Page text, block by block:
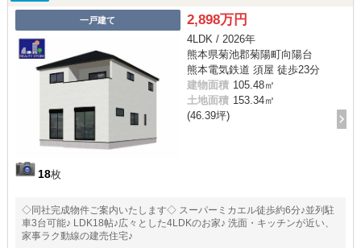
一戸建て
18枚
2,898万円
4LDK / 2026年
熊本県菊池郡菊陽町向陽台
熊本電気鉄道 須屋 徒歩23分
建物面積 105.48㎡
土地面積 153.34㎡
(46.39坪)
◇同社完成物件ご案内いたします◇ スーパーミカエル徒歩約6分♪並列駐
車3台可能♪ LDK18帖♪広々とした4LDKのお家♪ 洗面・キッチンが近い、
家事ラク動線の建売住宅♪